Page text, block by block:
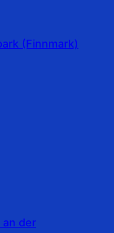
(Finnmark)
an der